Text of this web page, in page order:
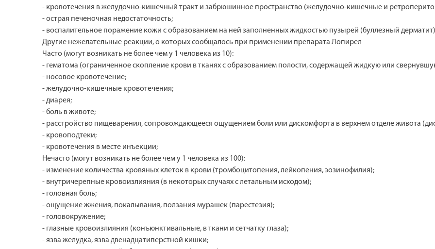
- кровотечения в желудочно-кишечный тракт и забрюшинное пространство (желудочно-кишечные и
- острая печеночная недостаточность;
- воспалительное поражение кожи с образованием на ней заполненных жидкостью пузырей (буллезный
Другие нежелательные реакции, о которых сообщалось при применении препарата Лопирел
Часто (могут возникать не более чем у 1 человека из 10):
- гематома (ограниченное скопление крови в тканях с образованием полости, содержащей жидкую или
- носовое кровотечение;
- желудочно-кишечные кровотечения;
- диарея;
- боль в животе;
- расстройство пищеварения, сопровождающееся ощущением боли или дискомфорта в верхнем отделе живота
- кровоподтеки;
- кровотечения в месте инъекции;
Нечасто (могут возникать не более чем у 1 человека из 100):
- изменение количества кровяных клеток в крови (тромбоцитопения, лейкопения, эозинофилия);
- внутричерепные кровоизлияния (в некоторых случаях с летальным исходом);
- головная боль;
- ощущение жжения, покалывания, ползания мурашек (парестезия);
- головокружение;
- глазные кровоизлияния (конъюнктивальные, в ткани и сетчатку глаза);
- язва желудка, язва двенадцатиперстной кишки;